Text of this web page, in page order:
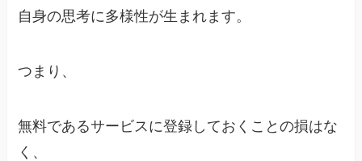
自身の思考に多様性が生まれます。
つまり、
無料であるサービスに登録しておくことの損はな
く、